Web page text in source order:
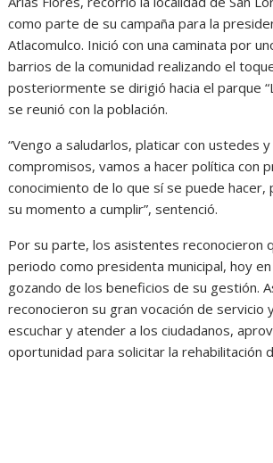
como parte de su campaña para la
Atlacomulco. Inició con una caminata por
barrios de la comunidad realizando el
posteriormente se dirigió hacia el parque
se reunió con la población.
“Vengo a saludarlos, platicar con ustedes
compromisos, vamos a hacer política con
conocimiento de lo que sí se puede hacer,
su momento a cumplir”, sentenció.
Por su parte, los asistentes reconocieron
periodo como presidenta municipal, hoy
gozando de los beneficios de su gestión.
reconocieron su gran vocación de servicio
escuchar y atender a los ciudadanos,
oportunidad para solicitar la rehabilitación